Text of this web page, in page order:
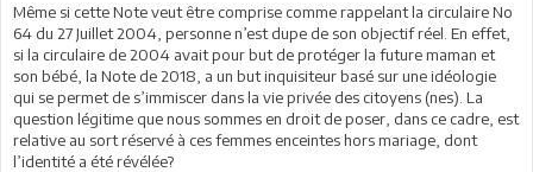
Même si cette Note veut être comprise comme rappelant la circulaire No
64 du 27 Juillet 2004, personne n’est dupe de son objectif réel. En effet,
si la circulaire de 2004 avait pour but de protéger la future maman et
son bébé, la Note de 2018, a un but inquisiteur basé sur une idéologie
qui se permet de s’immiscer dans la vie privée des citoyens (nes). La
question légitime que nous sommes en droit de poser, dans ce cadre, est
relative au sort réservé à ces femmes enceintes hors mariage, dont
l’identité a été révélée?